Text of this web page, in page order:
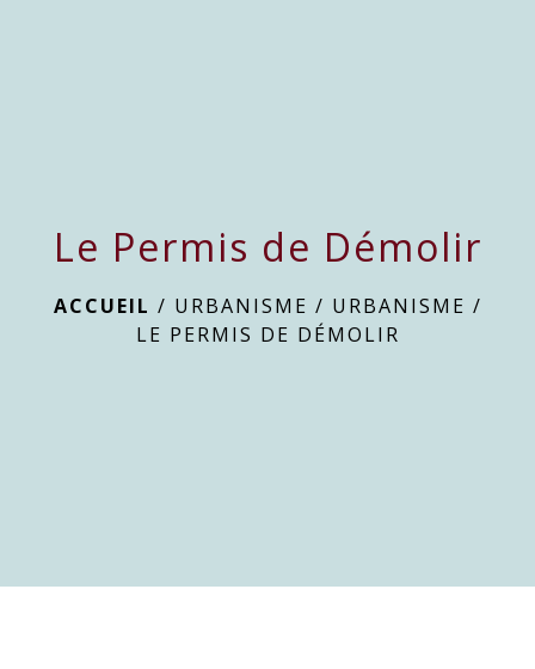
Le Permis de Démolir
ACCUEIL / URBANISME / URBANISME /
LE PERMIS DE DÉMOLIR